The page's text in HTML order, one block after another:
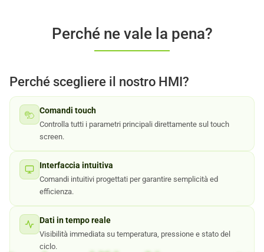
Perché ne vale la pena?
Perché scegliere il nostro HMI?
Comandi touch
Controlla tutti i parametri principali direttamente sul touch
screen.
Interfaccia intuitiva
Comandi intuitivi progettati per garantire semplicità ed
efficienza.
Dati in tempo reale
Visibilità immediata su temperatura, pressione e stato del
ciclo.